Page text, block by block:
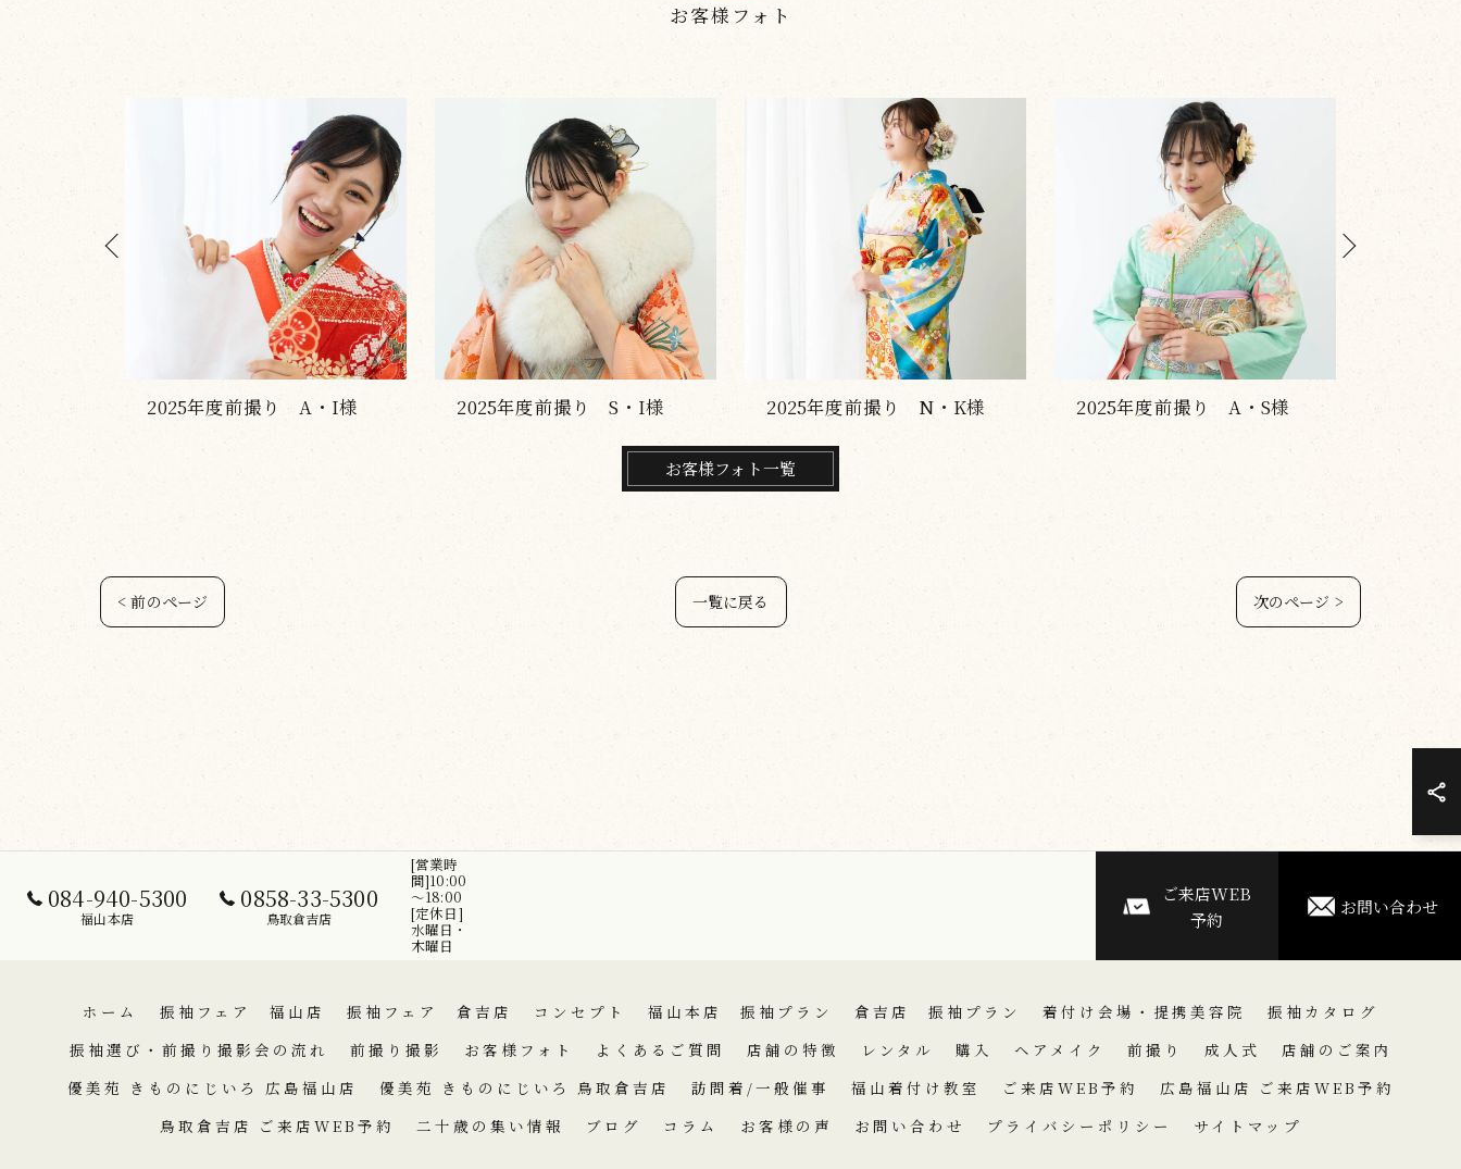
お客様フォト
2025年度前撮り S・I様 2025年度前撮り N・K様 2025年度前撮り A・S様 2025年度前撮り A・T様 2025
お客様フォト一覧
< 前のページ 一覧に戻る 次のページ >
084-940-5300
福山本店
0858-33-5300
鳥取倉吉店
[営業時
間]10:00
～18:00
[定休日]
水曜日・
木曜日
ご来店WEB
予約
お問い合わせ
ホーム 振袖フェア 福山店 振袖フェア 倉吉店 コンセプト 福山本店 振袖プラン 倉吉店 振袖プラン 着付け会場・提携美容院
振袖カタログ
振袖選び・前撮り撮影会の流れ
前撮り撮影 お客様フォト よくあるご質問 店舗の特徴 レンタル 購入 ヘアメイク 前撮り 成人式
店舗のご案内
優美苑 きものにじいろ 広島福山店
優美苑 きものにじいろ 鳥取倉吉店 訪問着/一般催事 福山着付け教室 ご来店WEB予約
広島福山店 ご来店WEB予約
鳥取倉吉店 ご来店WEB予約
二十歳の集い情報 ブログ コラム お客様の声 お問い合わせ プライバシーポリシー サイトマップ